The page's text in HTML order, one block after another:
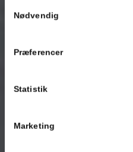
Nødvendig
Præferencer
Statistik
Marketing